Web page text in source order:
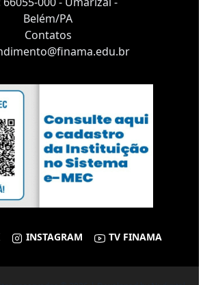
Belém/PA
Contatos
INSTAGRAM TV FINAMA